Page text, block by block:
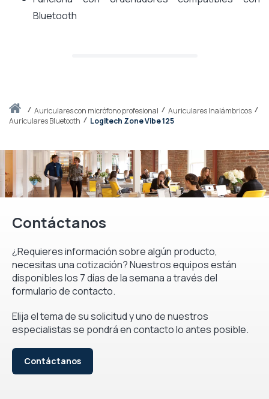
Inicioauriculares con micrófono profesional
Auriculares Inalámbricos
Auriculares Bluetooth
Logitech Zone Vibe 125
Bluetooth
Contáctanos
¿Requieres información sobre algún producto,
necesitas una cotización? Nuestros equipos están
disponibles los 7 días de la semana a través del
formulario de contacto.
Elija el tema de su solicitud y uno de nuestros
especialistas se pondrá en contacto lo antes posible.
Contáctanos